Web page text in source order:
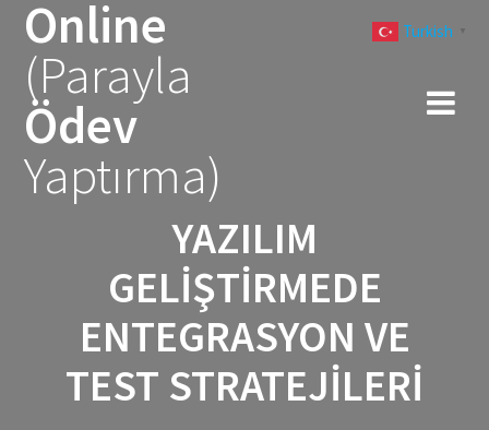
Online
(Parayla
Ödev
Yaptırma)
YAZILIM
GELIŞTIRMEDE
ENTEGRASYON VE
TEST STRATEJILERI
Turkish ▼